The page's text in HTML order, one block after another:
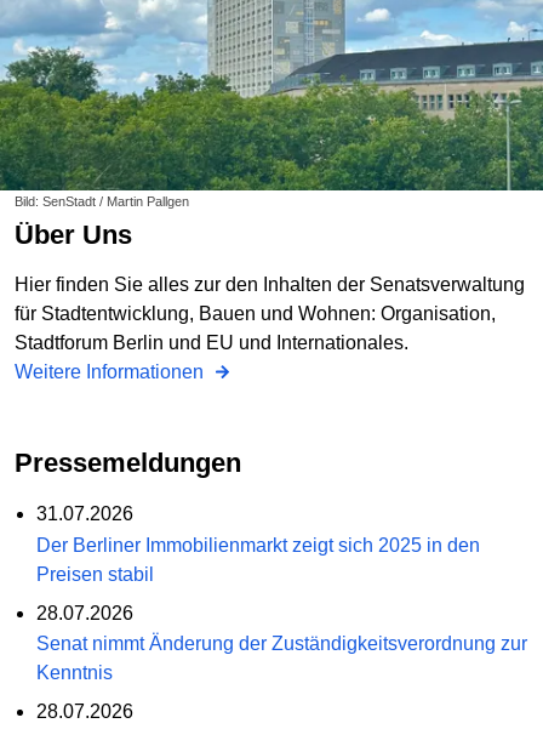
Bild: SenStadt / Martin Pallgen
Über Uns
Hier finden Sie alles zur den Inhalten der Senatsverwaltung
für Stadtentwicklung, Bauen und Wohnen: Organisation,
Stadtforum Berlin und EU und Internationales.
Weitere Informationen
Pressemeldungen
31.07.2026
Der Berliner Immobilienmarkt zeigt sich 2025 in den
Preisen stabil
28.07.2026
Senat nimmt Änderung der Zuständigkeitsverordnung zur
Kenntnis
28.07.2026